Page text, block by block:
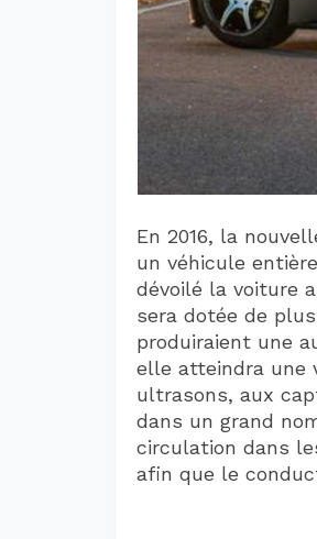
En 2016, la
un véhicule
dévoilé la voiture
sera dotée de
produiraient une
elle atteindra une
ultrasons, aux
dans un grand
circulation dans
afin que le